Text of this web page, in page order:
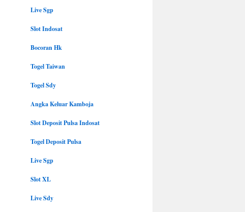
Live Sgp
Slot Indosat
Bocoran Hk
Togel Taiwan
Togel Sdy
Angka Keluar Kamboja
Slot Deposit Pulsa Indosat
Togel Deposit Pulsa
Live Sgp
Slot XL
Live Sdy